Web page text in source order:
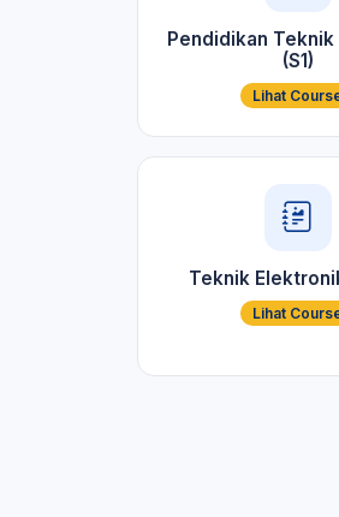
Pendidikan Teknik
(S1)
Lihat
Teknik
Lihat